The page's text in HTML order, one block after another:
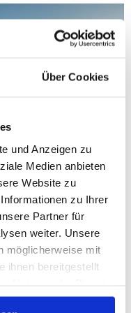
Über Cookies
und Anzeigen zu
Medien anbieten
Website zu
zu Ihrer
Partner für
weiter. Unsere
möglicherweise mit
ihnen bereitgestellt
am